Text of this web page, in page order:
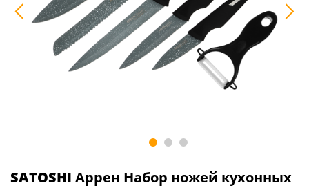
SATOSHI Аррен Набор ножей кухонных